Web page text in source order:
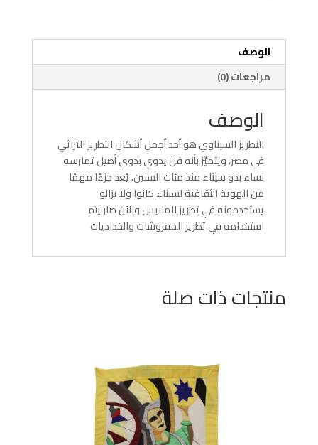
اصفر
الوصف
مراجعات (0)
الوصف
التطريز السيناوي هو أحد أجمل أشكال التطريز التراثي
في مصر، ويتميّز بأنه فن يدوي بدوي أصيل تمارسه
نساء بدو سيناء منذ مئات السنين. يُعد جزءًا مهمًا
من الهوية الثقافية لسيناء كانوا ولا يزالو
يستخدمونه في تطريز الملابس والآن صار يتم
استخدامه في تطريز المفروشات والخداديات
منتجات ذات صلة